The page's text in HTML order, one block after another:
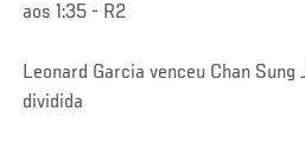
aos 1:35 - R2
Leonard Garcia venceu Chan Sung
dividida